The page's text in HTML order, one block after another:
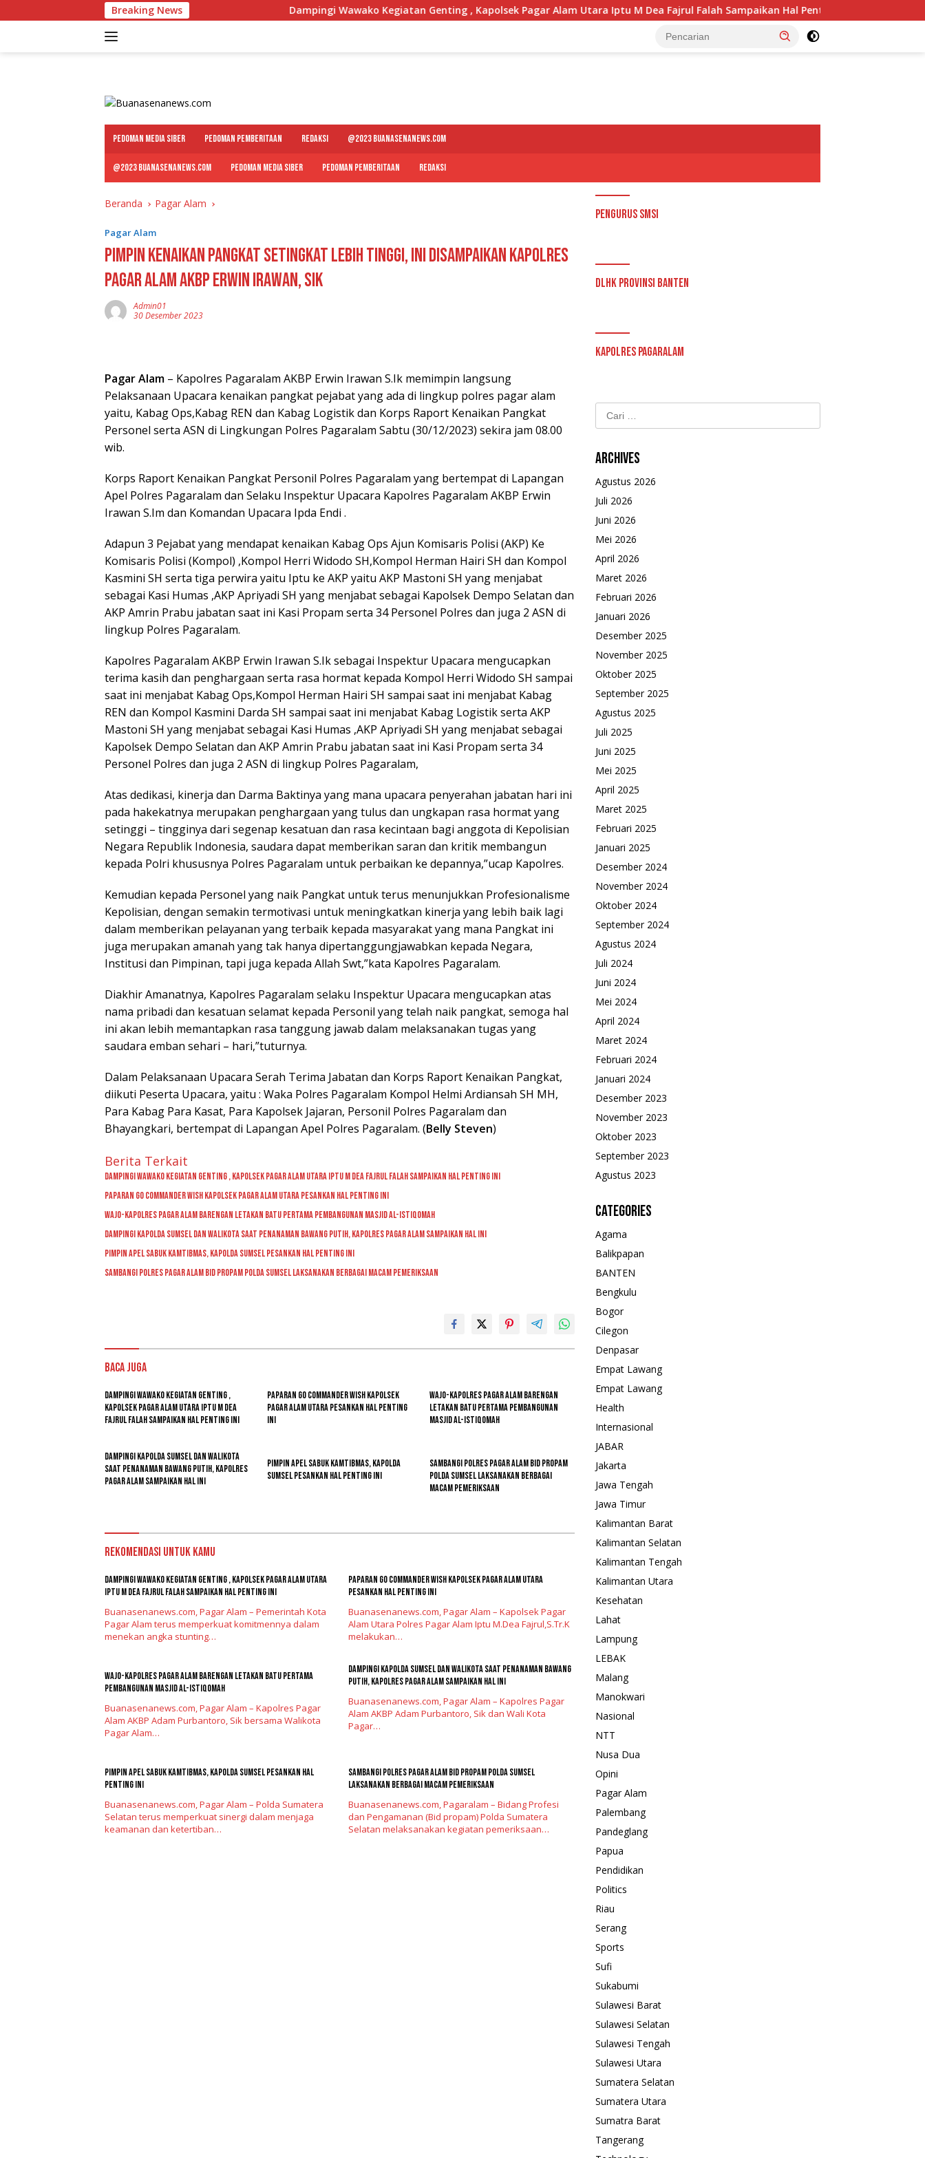
ke
Breaking News Dampingi Wawako Kegiatan Genting , Kapolsek Pagar Alam Utara Iptu M Dea Fajrul Falah Sampaikan Hal Penting Ini
PEDOMAN MEDIA SIBER PEDOMAN PEMBERITAAN REDAKSI @2023 BUANASENANEWS.COM
@2023 BUANASENANEWS.COM PEDOMAN MEDIA SIBER PEDOMAN PEMBERITAAN REDAKSI
Beranda Pagar Alam
Pagar Alam
Pimpin Kenaikan Pangkat Setingkat Lebih Tinggi, Ini Disampaikan Kapolres
Pagar Alam AKBP Erwin Irawan, Sik
Admin01
30 Desember 2023
Pagar Alam – Kapolres Pagaralam AKBP Erwin Irawan S.Ik memimpin langsung
Pelaksanaan Upacara kenaikan pangkat pejabat yang ada di lingkup polres pagar alam
yaitu, Kabag Ops,Kabag REN dan Kabag Logistik dan Korps Raport Kenaikan Pangkat
Personel serta ASN di Lingkungan Polres Pagaralam Sabtu (30/12/2023) sekira jam 08.00
wib.
Korps Raport Kenaikan Pangkat Personil Polres Pagaralam yang bertempat di Lapangan
Apel Polres Pagaralam dan Selaku Inspektur Upacara Kapolres Pagaralam AKBP Erwin
Irawan S.Im dan Komandan Upacara Ipda Endi .
Adapun 3 Pejabat yang mendapat kenaikan Kabag Ops Ajun Komisaris Polisi (AKP) Ke
Komisaris Polisi (Kompol) ,Kompol Herri Widodo SH,Kompol Herman Hairi SH dan Kompol
Kasmini SH serta tiga perwira yaitu Iptu ke AKP yaitu AKP Mastoni SH yang menjabat
sebagai Kasi Humas ,AKP Apriyadi SH yang menjabat sebagai Kapolsek Dempo Selatan dan
AKP Amrin Prabu jabatan saat ini Kasi Propam serta 34 Personel Polres dan juga 2 ASN di
lingkup Polres Pagaralam.
Kapolres Pagaralam AKBP Erwin Irawan S.Ik sebagai Inspektur Upacara mengucapkan
terima kasih dan penghargaan serta rasa hormat kepada Kompol Herri Widodo SH sampai
saat ini menjabat Kabag Ops,Kompol Herman Hairi SH sampai saat ini menjabat Kabag
REN dan Kompol Kasmini Darda SH sampai saat ini menjabat Kabag Logistik serta AKP
Mastoni SH yang menjabat sebagai Kasi Humas ,AKP Apriyadi SH yang menjabat sebagai
Kapolsek Dempo Selatan dan AKP Amrin Prabu jabatan saat ini Kasi Propam serta 34
Personel Polres dan juga 2 ASN di lingkup Polres Pagaralam,
Atas dedikasi, kinerja dan Darma Baktinya yang mana upacara penyerahan jabatan hari ini
pada hakekatnya merupakan penghargaan yang tulus dan ungkapan rasa hormat yang
setinggi – tingginya dari segenap kesatuan dan rasa kecintaan bagi anggota di Kepolisian
Negara Republik Indonesia, saudara dapat memberikan saran dan kritik membangun
kepada Polri khususnya Polres Pagaralam untuk perbaikan ke depannya,”ucap Kapolres.
Kemudian kepada Personel yang naik Pangkat untuk terus menunjukkan Profesionalisme
Kepolisian, dengan semakin termotivasi untuk meningkatkan kinerja yang lebih baik lagi
dalam memberikan pelayanan yang terbaik kepada masyarakat yang mana Pangkat ini
juga merupakan amanah yang tak hanya dipertanggungjawabkan kepada Negara,
Institusi dan Pimpinan, tapi juga kepada Allah Swt,”kata Kapolres Pagaralam.
Diakhir Amanatnya, Kapolres Pagaralam selaku Inspektur Upacara mengucapkan atas
nama pribadi dan kesatuan selamat kepada Personil yang telah naik pangkat, semoga hal
ini akan lebih memantapkan rasa tanggung jawab dalam melaksanakan tugas yang
saudara emban sehari – hari,”tuturnya.
Dalam Pelaksanaan Upacara Serah Terima Jabatan dan Korps Raport Kenaikan Pangkat,
diikuti Peserta Upacara, yaitu : Waka Polres Pagaralam Kompol Helmi Ardiansah SH MH,
Para Kabag Para Kasat, Para Kapolsek Jajaran, Personil Polres Pagaralam dan
Bhayangkari, bertempat di Lapangan Apel Polres Pagaralam. (Belly Steven)
Berita Terkait
Dampingi Wawako Kegiatan Genting , Kapolsek Pagar Alam Utara Iptu M Dea Fajrul Falah Sampaikan Hal Penting Ini
Paparan GO Commander Wish Kapolsek Pagar Alam Utara Pesankan Hal Penting Ini
Wajo-kapolres Pagar Alam Barengan Letakan Batu Pertama Pembangunan Masjid Al-Istiqomah
Dampingi Kapolda Sumsel Dan Walikota Saat Penanaman Bawang Putih, Kapolres Pagar Alam Sampaikan Hal Ini
Pimpin Apel Sabuk Kamtibmas, Kapolda Sumsel Pesankan Hal Penting Ini
Sambangi Polres Pagar Alam Bid Propam Polda Sumsel Laksanakan Berbagai Macam Pemeriksaan
Baca Juga
Dampingi Wawako Kegiatan Genting ,
Kapolsek Pagar Alam Utara Iptu M Dea
Fajrul Falah Sampaikan Hal Penting Ini
Paparan GO Commander Wish Kapolsek
Pagar Alam Utara Pesankan Hal Penting
Ini
Wajo-kapolres Pagar Alam Barengan
Letakan Batu Pertama Pembangunan
Masjid Al-Istiqomah
Dampingi Kapolda Sumsel Dan Walikota
Saat Penanaman Bawang Putih, Kapolres
Pagar Alam Sampaikan Hal Ini
Pimpin Apel Sabuk Kamtibmas, Kapolda
Sumsel Pesankan Hal Penting Ini
Sambangi Polres Pagar Alam Bid Propam
Polda Sumsel Laksanakan Berbagai
Macam Pemeriksaan
Rekomendasi untuk kamu
Dampingi Wawako Kegiatan Genting , Kapolsek Pagar Alam Utara
Iptu M Dea Fajrul Falah Sampaikan Hal Penting Ini
Buanasenanews.com, Pagar Alam – Pemerintah Kota
Pagar Alam terus memperkuat komitmennya dalam
menekan angka stunting…
Paparan GO Commander Wish Kapolsek Pagar Alam Utara
Pesankan Hal Penting Ini
Buanasenanews.com, Pagar Alam – Kapolsek Pagar
Alam Utara Polres Pagar Alam Iptu M.Dea Fajrul,S.Tr.K
melakukan…
Wajo-kapolres Pagar Alam Barengan Letakan Batu Pertama
Pembangunan Masjid Al-Istiqomah
Buanasenanews.com, Pagar Alam – Kapolres Pagar
Alam AKBP Adam Purbantoro, Sik bersama Walikota
Pagar Alam…
Dampingi Kapolda Sumsel Dan Walikota Saat Penanaman Bawang
Putih, Kapolres Pagar Alam Sampaikan Hal Ini
Buanasenanews.com, Pagar Alam – Kapolres Pagar
Alam AKBP Adam Purbantoro, Sik dan Wali Kota
Pagar…
Pimpin Apel Sabuk Kamtibmas, Kapolda Sumsel Pesankan Hal
Penting Ini
Buanasenanews.com, Pagar Alam – Polda Sumatera
Selatan terus memperkuat sinergi dalam menjaga
keamanan dan ketertiban…
Sambangi Polres Pagar Alam Bid Propam Polda Sumsel
Laksanakan Berbagai Macam Pemeriksaan
Buanasenanews.com, Pagaralam – Bidang Profesi
dan Pengamanan (Bid propam) Polda Sumatera
Selatan melaksanakan kegiatan pemeriksaan…
Pengurus SMSI
DLHK Provinsi Banten
Kapolres Pagaralam
Cari
untuk:
Archives
Agustus 2026
Juli 2026
Juni 2026
Mei 2026
April 2026
Maret 2026
Februari 2026
Januari 2026
Desember 2025
November 2025
Oktober 2025
September 2025
Agustus 2025
Juli 2025
Juni 2025
Mei 2025
April 2025
Maret 2025
Februari 2025
Januari 2025
Desember 2024
November 2024
Oktober 2024
September 2024
Agustus 2024
Juli 2024
Juni 2024
Mei 2024
April 2024
Maret 2024
Februari 2024
Januari 2024
Desember 2023
November 2023
Oktober 2023
September 2023
Agustus 2023
Categories
Agama
Balikpapan
BANTEN
Bengkulu
Bogor
Cilegon
Denpasar
Empat Lawang
Empat Lawang
Health
Internasional
JABAR
Jakarta
Jawa Tengah
Jawa Timur
Kalimantan Barat
Kalimantan Selatan
Kalimantan Tengah
Kalimantan Utara
Kesehatan
Lahat
Lampung
LEBAK
Malang
Manokwari
Nasional
NTT
Nusa Dua
Opini
Pagar Alam
Palembang
Pandeglang
Papua
Pendidikan
Politics
Riau
Serang
Sports
Sufi
Sukabumi
Sulawesi Barat
Sulawesi Selatan
Sulawesi Tengah
Sulawesi Utara
Sumatera Selatan
Sumatera Utara
Sumatra Barat
Tangerang